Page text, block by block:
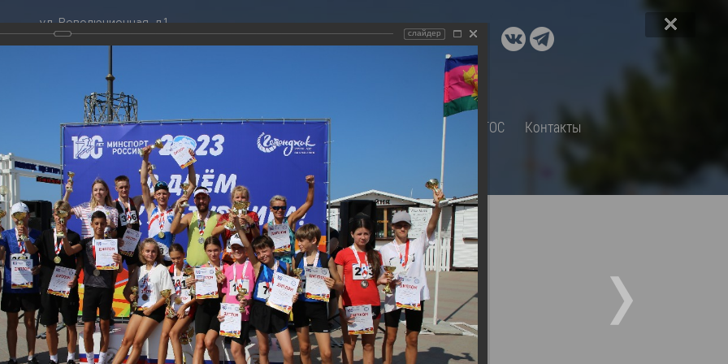
ул. Революционная, д.1
АA+
Администрация Руководители Документы Обращения ТОС Контакты
задачи и функции
данных
информация
реформа
коррупции
организации
информация
служба
ДУМА
Депутат ЗСК
Депутат ГД
График приёмов граждан
депутатами
Депутатское объединение
Совет молодых депутатов
Законотворчество
Постоянные комиссии и график
заседаний
Сведения о доходах, расходах, об
ДОКУМЕНТЫ
Правовые акты и их экспертиза
Оценка регулирующего
воздействия
Экспертиза действующих
нормативных правовых актов
Оценка применения
обязательных требований
Муниципальный контроль
Формы обращений
Градостроительная деятельность
Порядок обжалования
12.08.2023
12.08.2023(60 фото)
слайдер